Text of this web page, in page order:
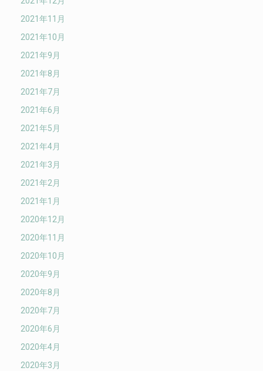
2021年11月
2021年10月
2021年9月
2021年8月
2021年7月
2021年6月
2021年5月
2021年4月
2021年3月
2021年2月
2021年1月
2020年12月
2020年11月
2020年10月
2020年9月
2020年8月
2020年7月
2020年6月
2020年4月
2020年3月